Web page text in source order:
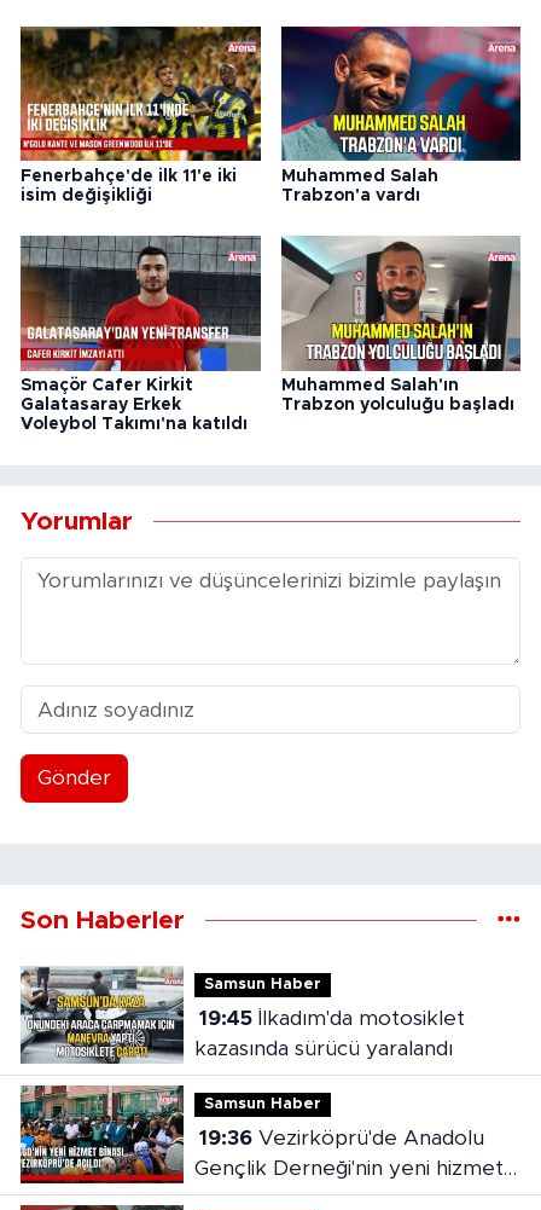
Fenerbahçe'de ilk 11'e iki
isim değişikliği
Muhammed Salah
Trabzon'a vardı
Smaçör Cafer Kirkit
Galatasaray Erkek
Voleybol Takımı'na katıldı
Muhammed Salah'ın
Trabzon yolculuğu başladı
Yorumlar
Gönder
Son Haberler
Samsun Haber
19:45İlkadım'da motosiklet
kazasında sürücü yaralandı
Samsun Haber
19:36Vezirköprü'de Anadolu
Gençlik Derneği'nin yeni hizmet
binası açıldı